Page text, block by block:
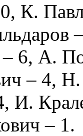
К.
– 6, А.
– 4, Н.
И.
– 1.